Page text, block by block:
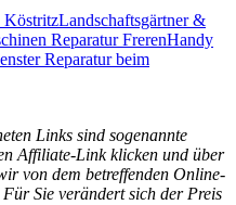
KöstritzLandschaftsgärtner &
Reparatur FrerenHandy
Reparatur beim
Links sind sogenannte
Affiliate-Link klicken und über
von dem betreffenden Online-
Sie verändert sich der Preis